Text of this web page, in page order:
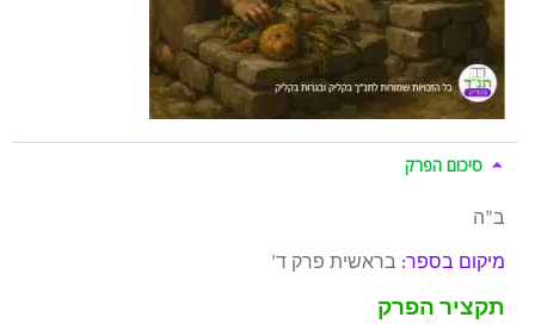
סיכום הפרק
ב”ה
מיקום בספר: בראשית פרק ד’
תקציר הפרק